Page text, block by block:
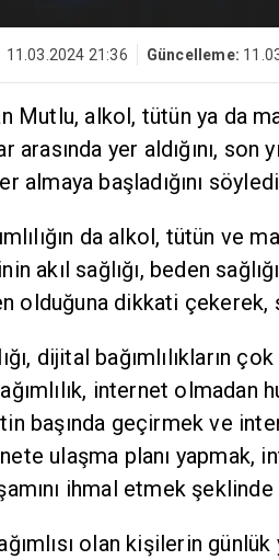
11.03.2024 21:36 Güncelleme:
Mutlu, alkol, tütün ya da
arasında yer aldığını, son
almaya başladığını
da alkol, tütün ve
akıl sağlığı, beden
olduğuna dikkati çekerek,
dijital bağımlılıkların
internet olmadan
başında geçirmek ve
ulaşma planı yapmak,
ihmal etmek şeklinde
olan kişilerin günlük